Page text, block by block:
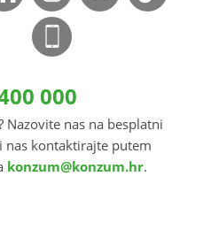
000
Nazovite nas na besplatni
nas kontaktirajte putem
konzum@konzum.hr.